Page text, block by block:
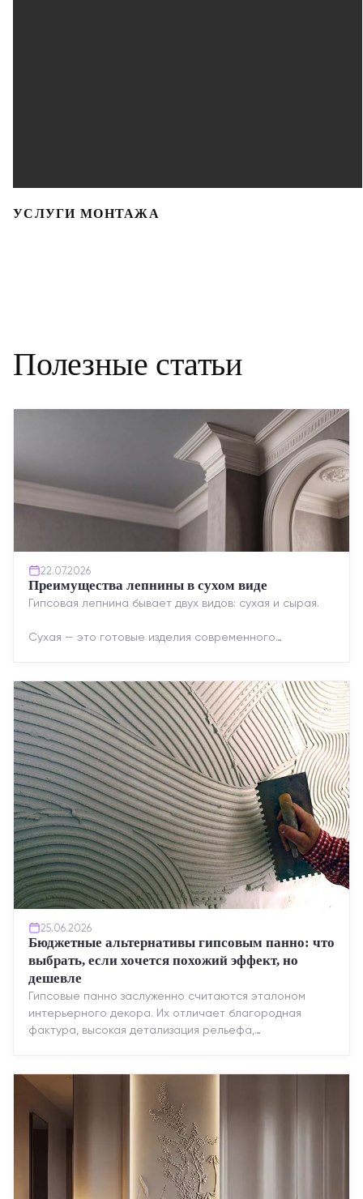
УСЛУГИ МОНТАЖА
Полезные статьи
22.07.2026
Преимущества лепнины в сухом виде
Гипсовая лепнина бывает двух видов: сухая и сырая.
Сухая — это готовые изделия современного
25.06.2026
Бюджетные альтернативы гипсовым панно: что
выбрать, если хочется похожий эффект, но
дешевле
Гипсовые панно заслуженно считаются эталоном
интерьерного декора. Их отличает благородная
фактура, высокая детализация рельефа,